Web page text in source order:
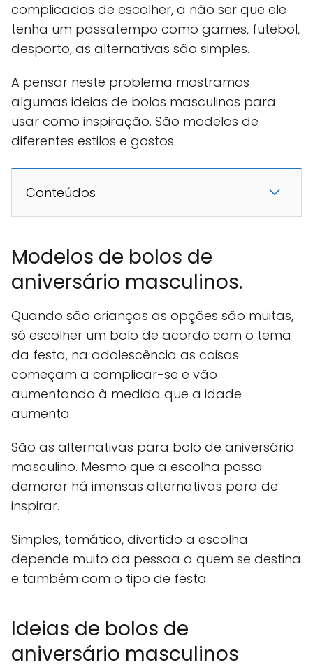
complicados de escolher, a não ser que ele
tenha um passatempo como games, futebol,
desporto, as alternativas são simples.
A pensar neste problema mostramos
algumas ideias de bolos masculinos para
usar como inspiração. São modelos de
diferentes estilos e gostos.
Conteúdos
Modelos de bolos de
aniversário masculinos.
Quando são crianças as opções são muitas,
só escolher um bolo de acordo com o tema
da festa, na adolescência as coisas
começam a complicar-se e vão
aumentando à medida que a idade
aumenta.
São as alternativas para bolo de aniversário
masculino. Mesmo que a escolha possa
demorar há imensas alternativas para de
inspirar.
Simples, temático, divertido a escolha
depende muito da pessoa a quem se destina
e também com o tipo de festa.
Ideias de bolos de
aniversário masculinos